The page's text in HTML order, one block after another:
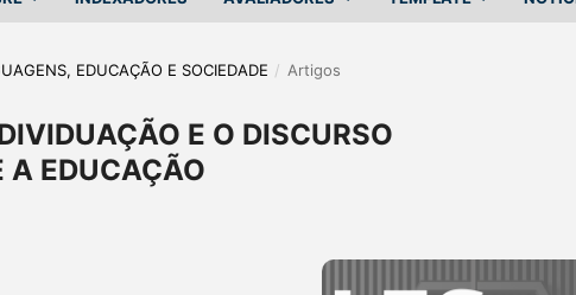
EDUCAÇÃO E SOCIEDADE / Artigos
E O DISCURSO
A EDUCAÇÃO